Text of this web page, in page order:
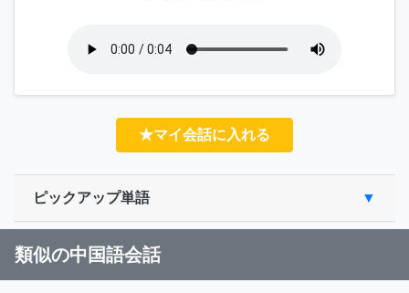
★マイ会話に入れる
ピックアップ単語
類似の中国語会話